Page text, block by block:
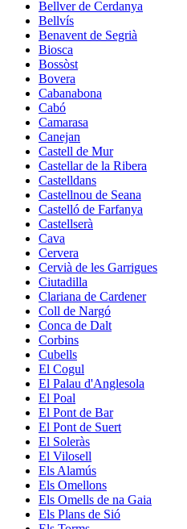
Bellver de Cerdanya
Bellvís
Benavent de Segrià
Biosca
Bossòst
Bovera
Cabanabona
Cabó
Camarasa
Canejan
Castell de Mur
Castellar de la Ribera
Castelldans
Castellnou de Seana
Castelló de Farfanya
Castellserà
Cava
Cervera
Cervià de les Garrigues
Ciutadilla
Clariana de Cardener
Coll de Nargó
Conca de Dalt
Corbins
Cubells
El Cogul
El Palau d'Anglesola
El Poal
El Pont de Bar
El Pont de Suert
El Soleràs
El Vilosell
Els Alamús
Els Omellons
Els Omells de na Gaia
Els Plans de Sió